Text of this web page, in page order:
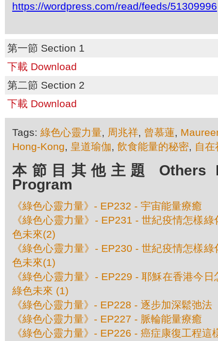
https://wordpress.com/read/feeds/51309996
第一節 Section 1
下載 Download
第二節 Section 2
下載 Download
Tags: 綠色心靈力量, 周兆祥, 曾慕蓮,
Hong-Kong, 皇道瑜伽, 飲食能量的秘密, 自在
本節目其他主題 Others
Program
《綠色心靈力量》- EP232 - 宇宙能量療癒
《綠色心靈力量》- EP231 - 世紀疫情怎樣
色未來(2)
《綠色心靈力量》- EP230 - 世紀疫情怎樣
色未來(1)
《綠色心靈力量》- EP229 - 耶穌在香港今
綠色未來 (1)
《綠色心靈力量》- EP228 - 逐步加深鬆弛法
《綠色心靈力量》- EP227 - 脈輪能量療癒
《綠色心靈力量》- EP226 - 癌症康復工程